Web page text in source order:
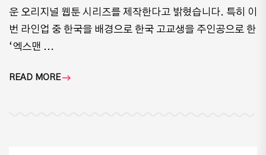
운 오리지널 웹툰 시리즈를 제작한다고 밝혔습니다. 특히 이
번 라인업 중 한국을 배경으로 한국 고교생을 주인공으로 한
‘엑스맨 ...
READ MORE